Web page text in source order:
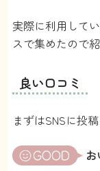
実際に利用して
スで集めたので
良い口コミ
まずはSNSに投